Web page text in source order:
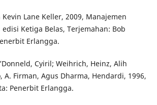
Lane Keller, 2009, Manajemen
edisi Ketiga Belas, Terjemahan: Bob
Erlangga.
Cyiril; Weihrich, Heinz, Alih
A. Firman, Agus Dharma, Hendardi, 1996,
Penerbit Erlangga.